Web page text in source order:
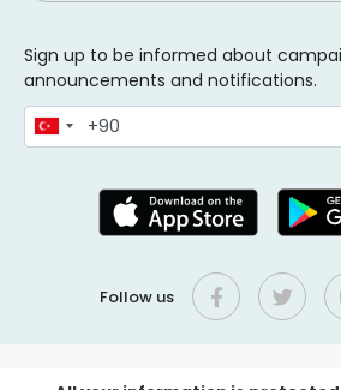
Sign up to be informed about
announcements and notifications.
Follow us